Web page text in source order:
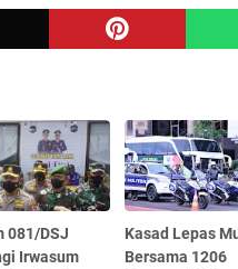
081/DSJ
Irwasum
Kasad Lepas
Bersama 1206